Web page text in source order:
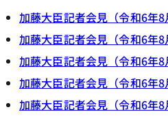
加藤大臣記者会見（令和6年8
加藤大臣記者会見（令和6年8
加藤大臣記者会見（令和6年8
加藤大臣記者会見（令和6年8
加藤大臣記者会見（令和6年8